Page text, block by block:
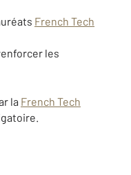
French Tech
les
la French Tech